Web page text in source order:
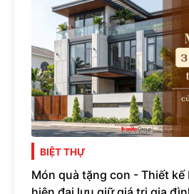
BIỆT THỰ
Món quà tặng con - Thiết